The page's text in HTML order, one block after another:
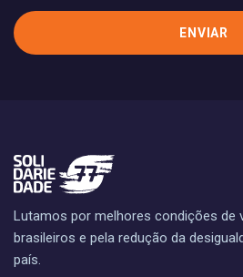
Lutamos por melhores condições de
brasileiros e pela redução da
país.